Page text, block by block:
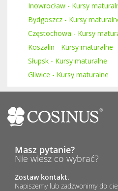
Inowrocław - Kursy
Bydgoszcz - Kursy
Częstochowa - Kursy
Koszalin - Kursy maturalne
Słupsk - Kursy maturalne
Gliwice - Kursy maturalne
Masz pytanie?
Nie wiesz co wybrać?
Zostaw kontakt.
Napiszemy lub zadzwonimy do